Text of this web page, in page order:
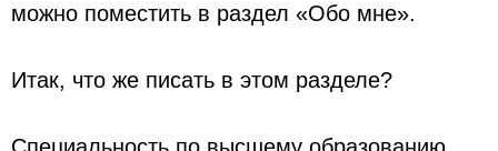
можно поместить в раздел «Обо мне».
Итак, что же писать в этом разделе?